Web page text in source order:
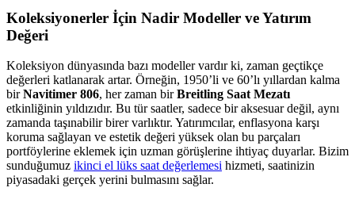
Koleksiyonerler İçin Nadir Modeller ve Yatırım
Değeri
Koleksiyon dünyasında bazı modeller vardır ki, zaman geçtikçe
değerleri katlanarak artar. Örneğin, 1950’li ve 60’lı yıllardan kalma
birNavitimer 806, her zaman birBreitling Saat Mezatı
etkinliğinin yıldızıdır. Bu tür saatler, sadece bir aksesuar değil, aynı
zamanda taşınabilir birer varlıktır. Yatırımcılar, enflasyona karşı
koruma sağlayan ve estetik değeri yüksek olan bu parçaları
portföylerine eklemek için uzman görüşlerine ihtiyaç duyarlar. Bizim
sunduğumuz ikinci el lüks saat değerlemesi hizmeti, saatinizin
piyasadaki gerçek yerini bulmasını sağlar.